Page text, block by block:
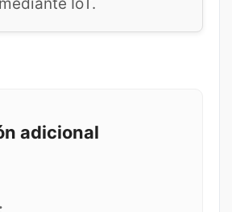
IoT.
adicional